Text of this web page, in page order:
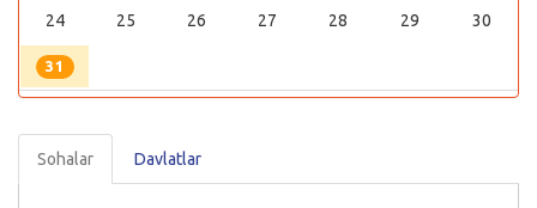
24 25 26 27 28 29 30
31
Sohalar Davlatlar